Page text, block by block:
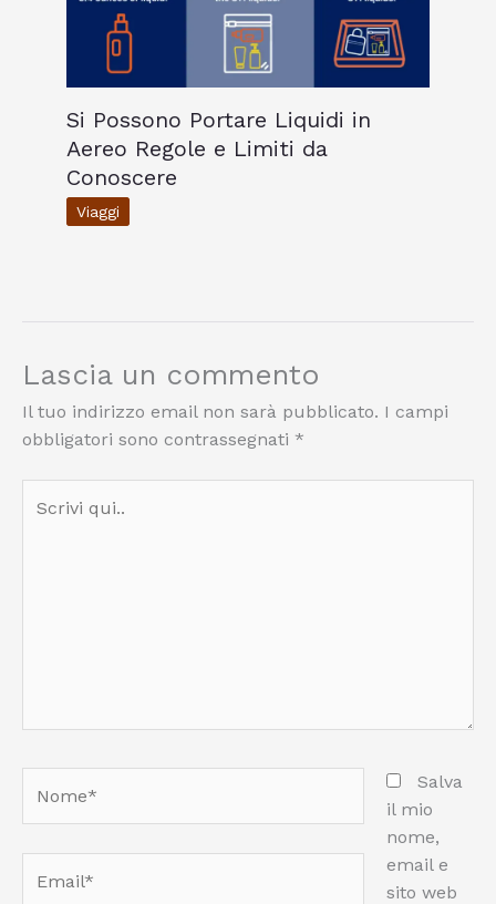
Si Possono Portare Liquidi in
Aereo Regole e Limiti da
Conoscere
Viaggi
Lascia un commento
Il tuo indirizzo email non sarà pubblicato. I campi
obbligatori sono contrassegnati *
qui..
Salva
il mio
nome,
email e
sito web